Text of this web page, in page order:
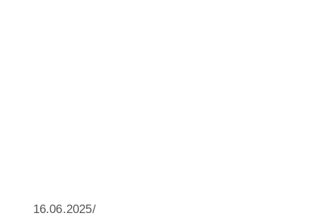
16.06.2025/